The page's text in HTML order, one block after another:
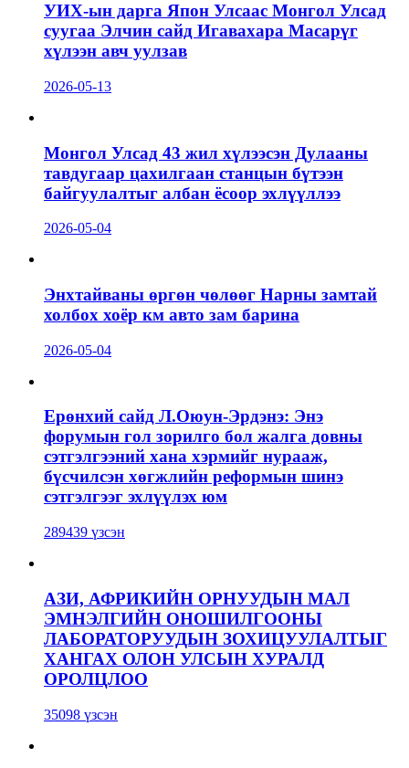
УИХ-ын дарга Япон Улсаас Монгол Улсад
суугаа Элчин сайд Игавахара Масарүг
хүлээн авч уулзав
2026-05-13
Монгол Улсад 43 жил хүлээсэн Дулааны
тавдугаар цахилгаан станцын бүтээн
байгуулалтыг албан ёсоор эхлүүллээ
2026-05-04
Энхтайваны өргөн чөлөөг Нарны замтай
холбох хоёр км авто зам барина
2026-05-04
Ерөнхий сайд Л.Оюун-Эрдэнэ: Энэ
форумын гол зорилго бол жалга довны
сэтгэлгээний хана хэрмийг нурааж,
бүсчилсэн хөгжлийн реформын шинэ
сэтгэлгээг эхлүүлэх юм
289439 үзсэн
АЗИ, АФРИКИЙН ОРНУУДЫН МАЛ
ЭМНЭЛГИЙН ОНОШИЛГООНЫ
ЛАБОРАТОРУУДЫН ЗОХИЦУУЛАЛТЫГ
ХАНГАХ ОЛОН УЛСЫН ХУРАЛД
ОРОЛЦЛОО
35098 үзсэн